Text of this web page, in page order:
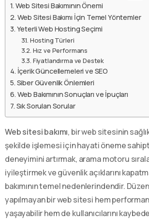
Web Sitesi Bakımının Önemi
Web Sitesi Bakımı İçin Temel Yöntemler
Yeterli Web Hosting Seçimi
Hosting Türleri
Hız ve Performans
Fiyatlandırma ve Destek
İçerik Güncellemeleri ve SEO
Siber Güvenlik Önlemleri
Web Bakımının Sonuçları ve İpuçları
Sık Sorulan Sorular
Web sitesi bakımı, bir web sitesinin
şekilde işlemesi için hayati öneme
deneyimini artırmak, arama motoru
iyileştirmek ve güvenlik açıklarını
bakımının temel nedenlerindendir.
yapılmayan bir web sitesi hem
yaşayabilir hem de kullanıcılarını